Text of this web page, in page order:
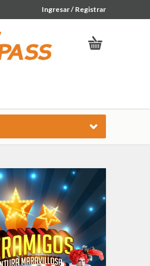
Ingresar / Registrar